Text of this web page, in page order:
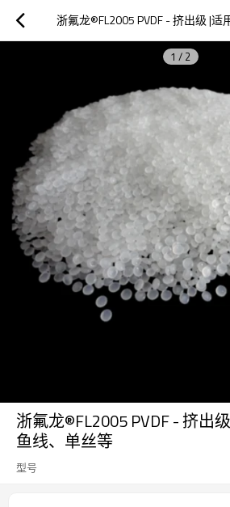
1 / 2
浙氟龙®FL2005 PVDF - 挤出
鱼线、单丝等
型号